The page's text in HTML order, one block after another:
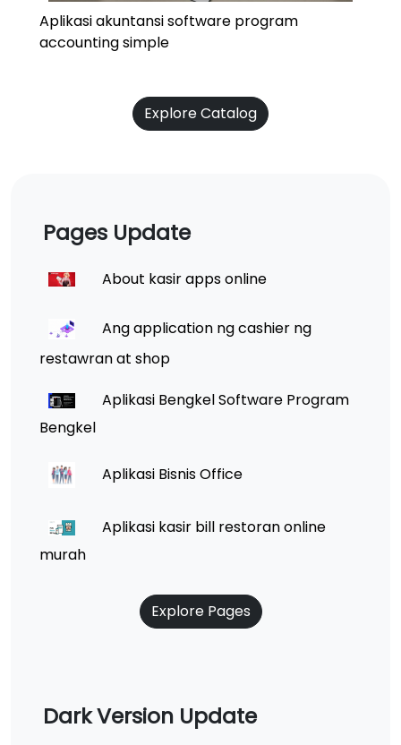
Aplikasi akuntansi software program
accounting simple
Explore Catalog
Pages Update
About kasir apps online
Ang application ng cashier ng
restawran at shop
Aplikasi Bengkel Software Program
Bengkel
Aplikasi Bisnis Office
Aplikasi kasir bill restoran online
murah
Explore Pages
Dark Version Update